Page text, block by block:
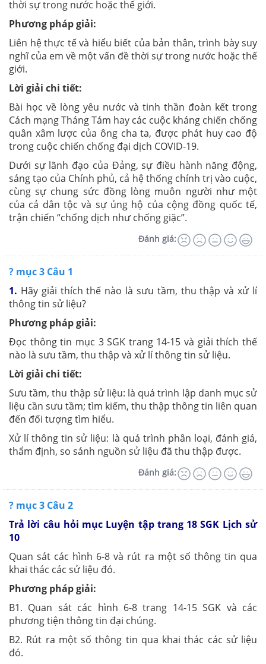
thời sự trong nước hoặc thế giới.
Phương pháp giải:
Liên hệ thực tế và hiểu biết của bản thân, trình bày suy
nghĩ của em về một vấn đề thời sự trong nước hoặc thế
giới.
Lời giải chi tiết:
Bài học về lòng yêu nước và tinh thần đoàn kết trong
Cách mạng Tháng Tám hay các cuộc kháng chiến chống
quân xâm lược của ông cha ta, được phát huy cao độ
trong cuộc chiến chống đại dịch COVID-19.
Dưới sự lãnh đạo của Đảng, sự điều hành năng động,
sáng tạo của Chính phủ, cả hệ thống chính trị vào cuộc,
cùng sự chung sức đồng lòng muôn người như một
của cả dân tộc và sự ủng hộ của cộng đồng quốc tế,
trận chiến “chống dịch như chống giặc”.
Đánh giá:
? mục 3 Câu 1
1. Hãy giải thích thế nào là sưu tầm, thu thập và xử lí
thông tin sử liệu?
Phương pháp giải:
Đọc thông tin mục 3 SGK trang 14-15 và giải thích thế
nào là sưu tầm, thu thập và xử lí thông tin sử liệu.
Lời giải chi tiết:
Sưu tầm, thu thập sử liệu: là quá trình lập danh mục sử
liệu cần sưu tầm; tìm kiếm, thu thập thông tin liên quan
đến đối tượng tìm hiểu.
Xử lí thông tin sử liệu: là quá trình phân loại, đánh giá,
thẩm định, so sánh nguồn sử liệu đã thu thập được.
Đánh giá:
? mục 3 Câu 2
Trả lời câu hỏi mục Luyện tập trang 18 SGK Lịch sử
10
Quan sát các hình 6-8 và rút ra một số thông tin qua
khai thác các sử liệu đó.
Phương pháp giải:
B1. Quan sát các hình 6-8 trang 14-15 SGK và các
phương tiện thông tin đại chúng.
B2. Rút ra một số thông tin qua khai thác các sử liệu
đó.